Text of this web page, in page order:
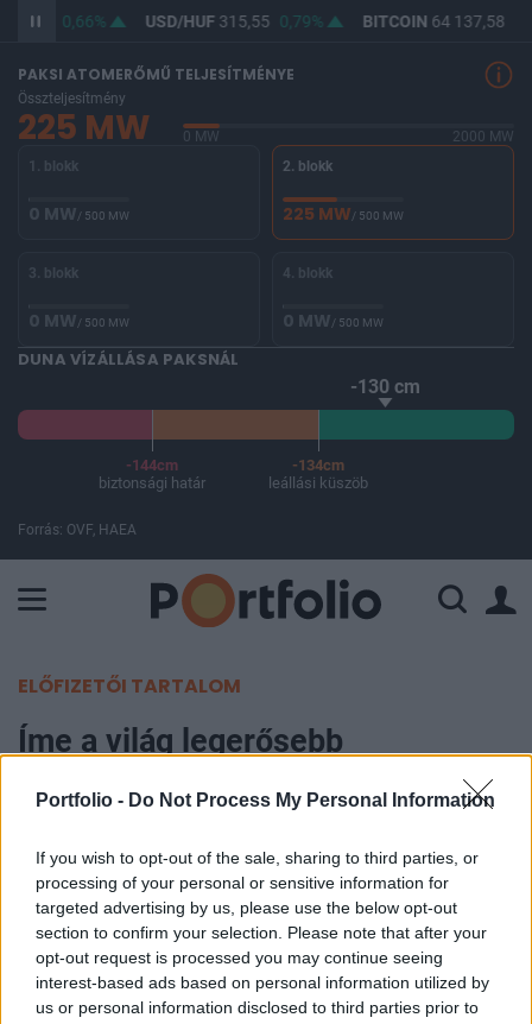
Portfolio - Do Not Process My Personal Information
If you wish to opt-out of the sale, sharing to third parties, or
processing of your personal or sensitive information for
targeted advertising by us, please use the below opt-out
section to confirm your selection. Please note that after your
opt-out request is processed you may continue seeing
interest-based ads based on personal information utilized by
us or personal information disclosed to third parties prior to
0,66% USD/HUF315,55 0,79% BITCOIN 64 137,58
PAKSI ATOMERŐMŰ TELJESÍTMÉNYE
Összteljesítmény
225 MW 0 MW
2000 MW
1. blokk
0 MW/ 500 MW
2. blokk
225 MW/ 500 MW
3. blokk
0 MW/ 500 MW
4. blokk
0 MW/ 500 MW
DUNA VÍZÁLLÁSA PAKSNÁL
-130 cm
-144cm
biztonsági határ
-134cm
leállási küszöb
Forrás: OVF, HAEA
ELŐFIZETŐI TARTALOM
Íme a világ legerősebb
útleveleinek listája – Top10-ben a
magyar
Portfolio
2024. január 10. 16:50
Az idei friss rangsorban egyszerre hat ország
útlevele is a világ legerősebb útlevelének számít,